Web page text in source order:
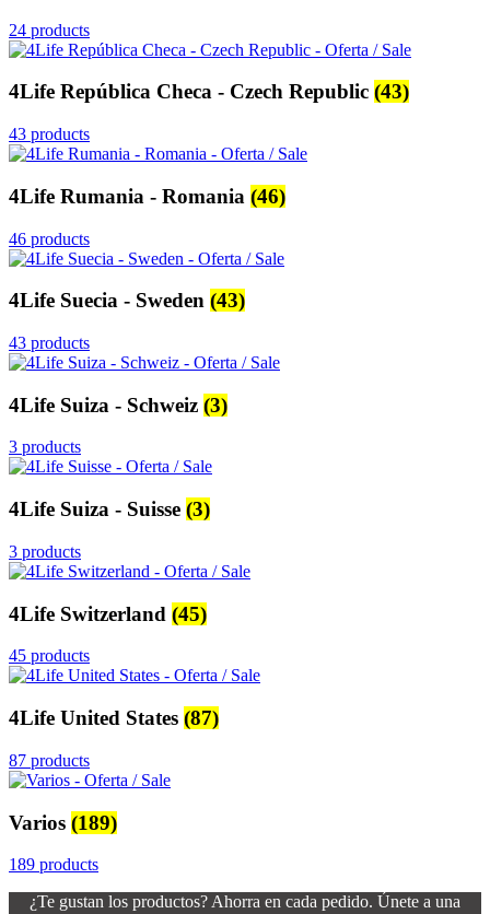
24 products
4Life República Checa - Czech Republic (43)
43 products
4Life Rumania - Romania (46)
46 products
4Life Suecia - Sweden (43)
43 products
4Life Suiza - Schweiz (3)
3 products
4Life Suiza - Suisse (3)
3 products
4Life Switzerland (45)
45 products
4Life United States (87)
87 products
Varios (189)
189 products
¿Te gustan los productos? Ahorra en cada pedido. Únete a una